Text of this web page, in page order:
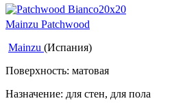
Mainzu Patchwood
Mainzu (Испания)
Поверхность: матовая
Назначение: для стен, для пола